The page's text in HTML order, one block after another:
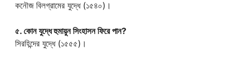
কনৌজ বিলগ্রামের যুদ্ধে (১৫৪০)।
৫. কোন যুদ্ধে হুমায়ুন সিংহাসন ফিরে পান?
সিরহিন্দের যুদ্ধে (১৫৫৫)।